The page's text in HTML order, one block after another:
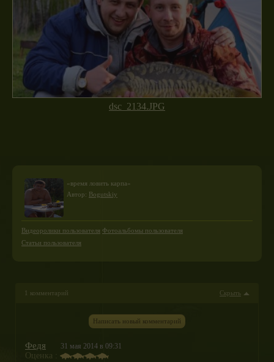
dsc_2134.JPG
«время ловить карпа»
Автор: Bogutskiy
Видеоролики пользователя Фотоальбомы пользователя
Статьи пользователя
Скрыть
1 комментарий
Написать новый комментарий
Федя 31 мая 2014 в 09:31
Оценка :